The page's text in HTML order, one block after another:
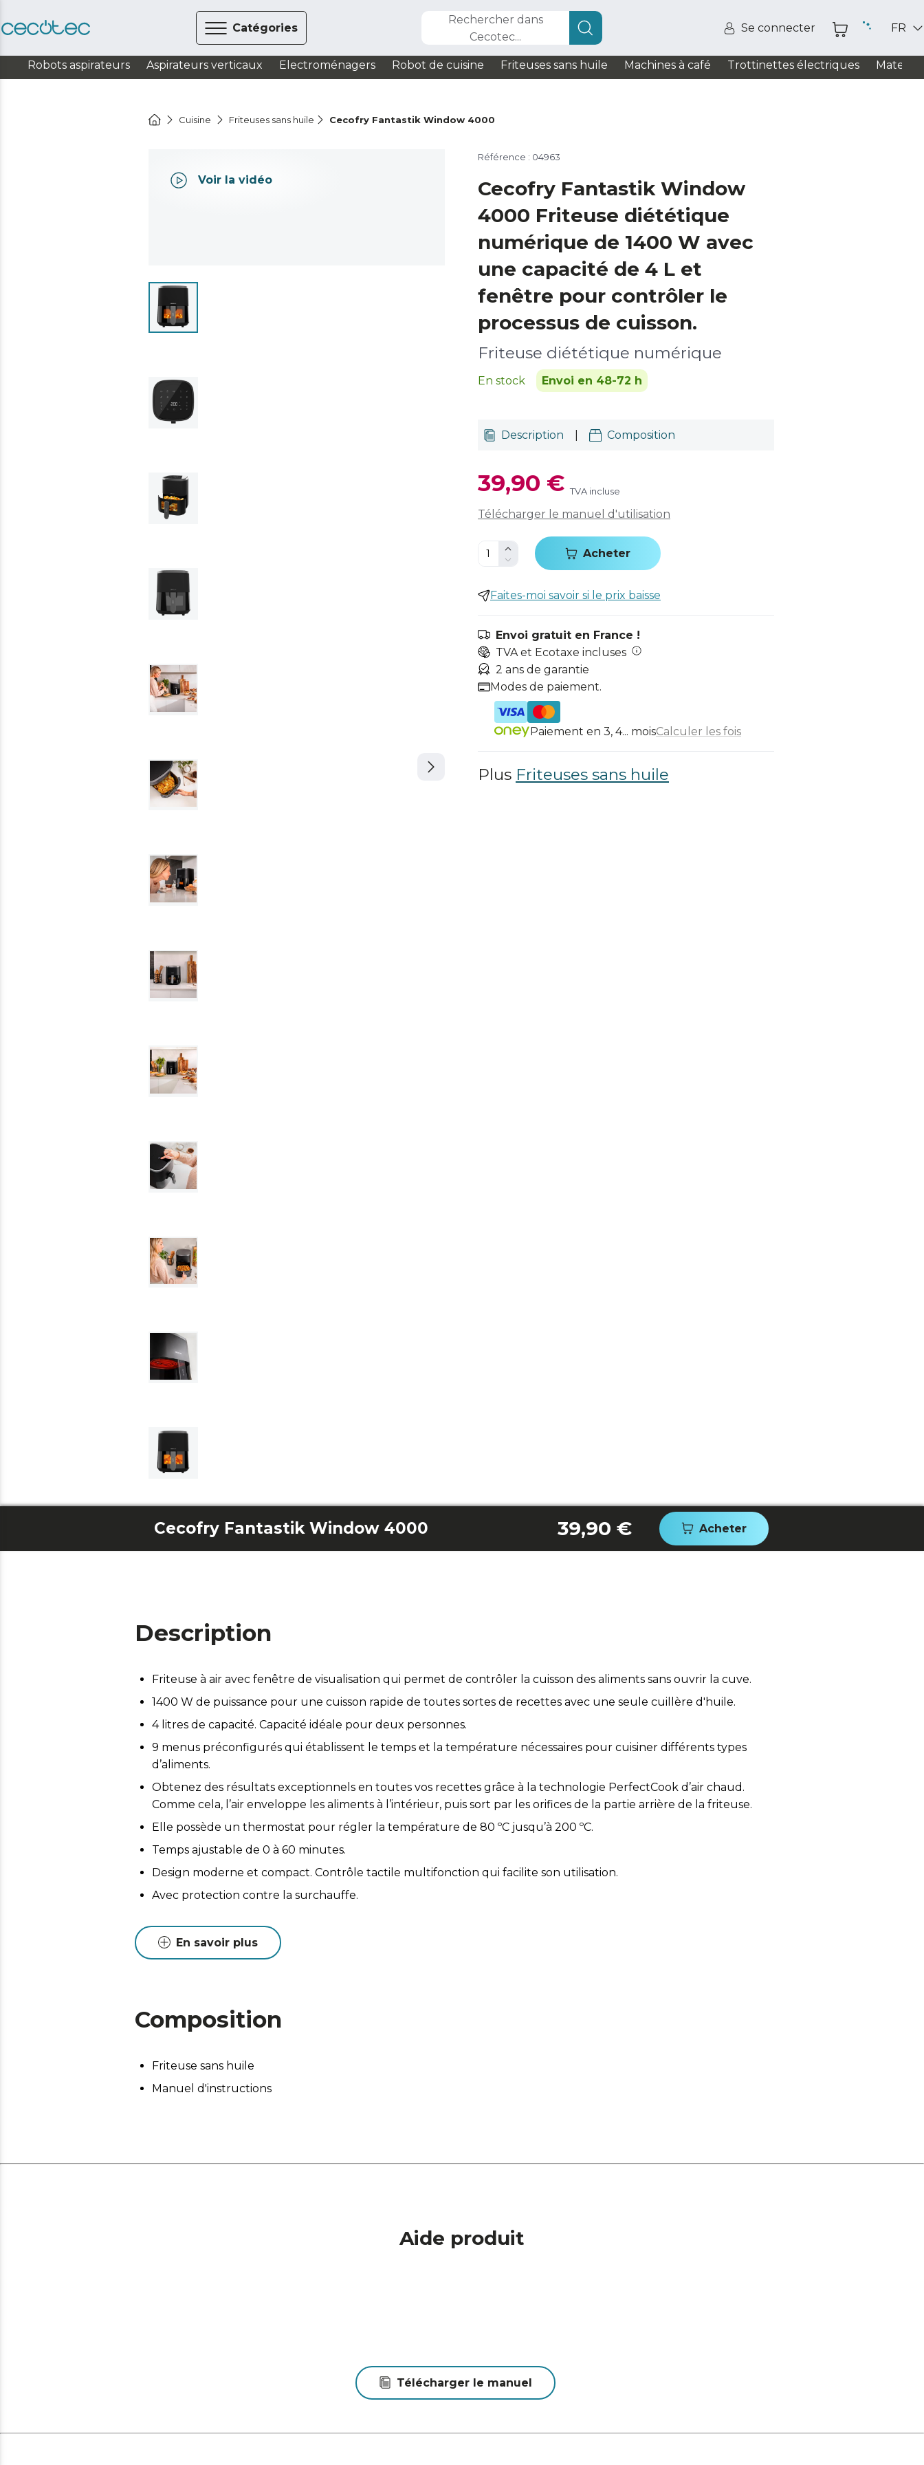
Catégories
Rechercher dans
Cecotec...
Se connecter FR
Robots aspirateurs Aspirateurs verticaux Electroménagers Robot de cuisine Friteuses sans huile Machines à café Trottinettes électriques Matelas
Cuisine Friteuses sans huile Cecofry Fantastik Window 4000
Voir la vidéo
Référence : 04963
Cecofry Fantastik Window
4000 Friteuse diététique
numérique de 1400 W avec
une capacité de 4 L et
fenêtre pour contrôler le
processus de cuisson.
Friteuse diététique numérique
En stock Envoi en 48-72 h
Description Composition
39,90 € TVA incluse
Télécharger le manuel d'utilisation
Acheter
Faites-moi savoir si le prix baisse
Envoi gratuit en France !
TVA et Ecotaxe incluses
2 ans de garantie
Modes de paiement.
Paiement en 3, 4... moisCalculer les fois
Plus Friteuses sans huile
Cecofry Fantastik Window 4000 39,90 € Acheter
Description
Friteuse à air avec fenêtre de visualisation qui permet de contrôler la cuisson des aliments sans ouvrir la cuve.
1400 W de puissance pour une cuisson rapide de toutes sortes de recettes avec une seule cuillère d'huile.
4 litres de capacité. Capacité idéale pour deux personnes.
9 menus préconfigurés qui établissent le temps et la température nécessaires pour cuisiner différents types
d’aliments.
Obtenez des résultats exceptionnels en toutes vos recettes grâce à la technologie PerfectCook d’air chaud.
Comme cela, l’air enveloppe les aliments à l’intérieur, puis sort par les orifices de la partie arrière de la friteuse.
Elle possède un thermostat pour régler la température de 80 ºC jusqu’à 200 ºC.
Temps ajustable de 0 à 60 minutes.
Design moderne et compact. Contrôle tactile multifonction qui facilite son utilisation.
Avec protection contre la surchauffe.
En savoir plus
Composition
Friteuse sans huile
Manuel d'instructions
Aide produit
Télécharger le manuel